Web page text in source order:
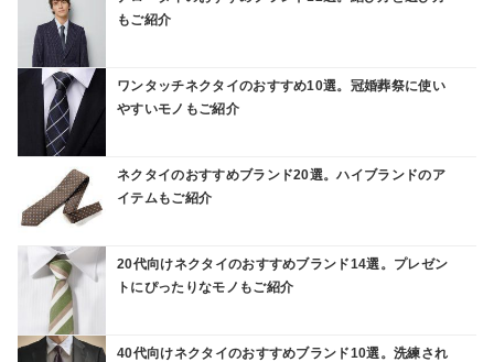
もご紹介
ワンタッチネクタイのおすすめ10選。冠婚葬祭に使い
やすいモノもご紹介
ネクタイのおすすめブランド20選。ハイブランドのア
イテムもご紹介
20代向けネクタイのおすすめブランド14選。プレゼン
トにぴったりなモノもご紹介
40代向けネクタイのおすすめブランド10選。洗練され